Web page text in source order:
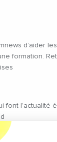
d’aider
formation.
font l’actualité